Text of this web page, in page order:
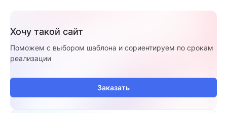
Хочу такой сайт
Поможем с выбором шаблона и сориентируем по срокам
реализации
Заказать